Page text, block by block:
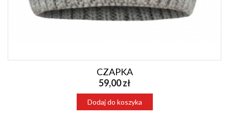
CZAPKA
59,00 zł
Dodaj do koszyka